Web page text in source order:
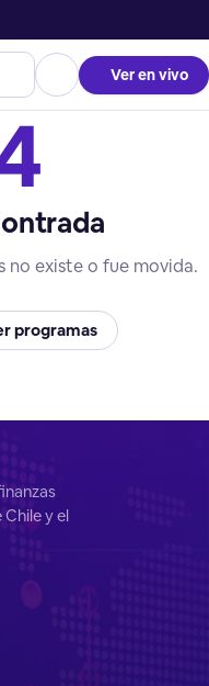
Ver en vivo
no existe o fue movida.
programas
y el